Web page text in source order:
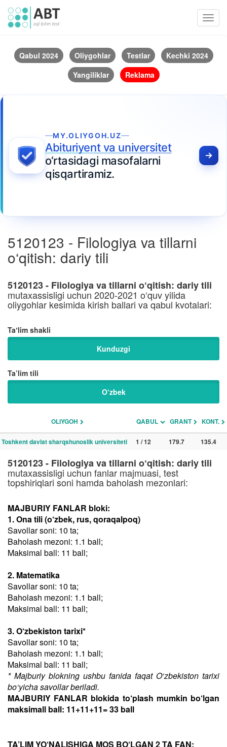
Qabul 2024 Oliygohlar Testlar
Kechki 2024
Yangiliklar
Reklama
MY.OLIYGOH.UZ
Abituriyent va universitet
o‘rtasidagi masofalarni
qisqartiramiz.
5120123 - Filologiya va tillarni
o‘qitish: dariy tili
5120123 - Filologiya va tillarni o‘qitish: dariy tili
mutaxassisligi uchun 2020-2021 o‘quv yilida
oliygohlar kesimida kirish ballari va qabul kvotalari:
Taʼlim shakli
Kunduzgi
Ta’lim tili
O‘zbek
OLIYGOH QABUL GRANT KONT.
Toshkent davlat sharqshunoslik universiteti 1 / 12 179.7 135.4
5120123 - Filologiya va tillarni o‘qitish: dariy tili
mutaxassisligi uchun fanlar majmuasi, test
topshiriqlari soni hamda baholash mezonlari:
MAJBURIY FANLAR bloki:
1. Ona tili (o‘zbek, rus, qoraqalpoq)
Savollar soni: 10 ta;
Baholash mezoni: 1.1 ball;
Maksimal ball: 11 ball;
2. Matematika
Savollar soni: 10 ta;
Baholash mezoni: 1.1 ball;
Maksimal ball: 11 ball;
3. O‘zbekiston tarixi*
Savollar soni: 10 ta;
Baholash mezoni: 1.1 ball;
Maksimal ball: 11 ball;
* Majburiy blokning ushbu fanida faqat O‘zbekiston tarixi
bo‘yicha savollar beriladi.
MAJBURIY FANLAR blokida to‘plash mumkin bo‘lgan
maksimall ball: 11+11+11= 33 ball
TA’LIM YO‘NALISHIGA MOS BO‘LGAN 2 TA FAN: